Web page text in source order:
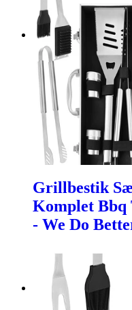
Grillbestik
Komplet
- We Do